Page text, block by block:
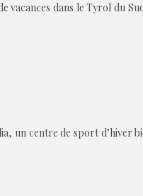
dans le Tyrol du
un centre de sport